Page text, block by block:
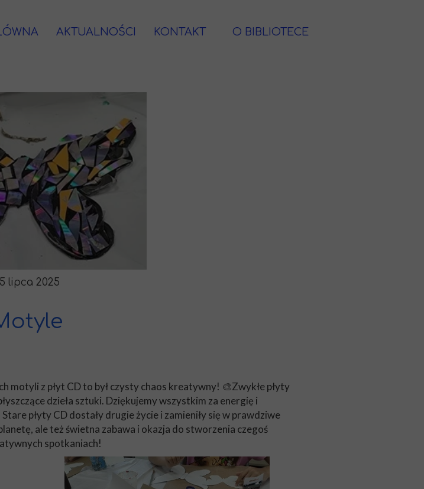
lipca 2025
motyli z płyt CD to był czysty chaos kreatywny! 🎨Zwykłe płyty
dzieła sztuki. Dziękujemy wszystkim za energię i
płyty CD dostały drugie życie i zamieniły się w prawdziwe
ale też świetna zabawa i okazja do stworzenia czegoś
spotkaniach!
AKTUALNOŚCI KONTAKT O BIBLIOTECE